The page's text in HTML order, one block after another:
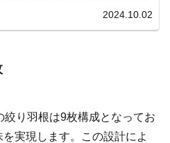
2024.10.02
絞り羽根は9枚構成となってお
実現します。この設計によ